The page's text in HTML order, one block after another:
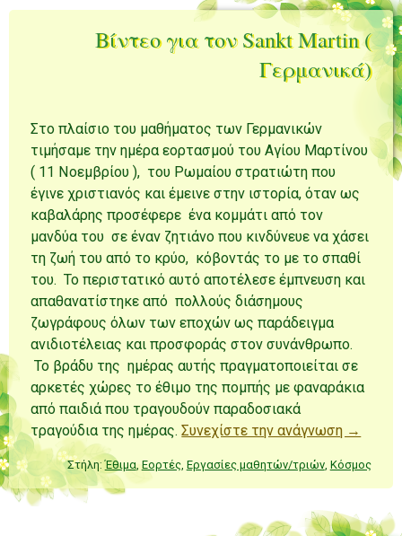
Βίντεο για τον Sankt Martin (
Γερμανικά)
Στο πλαίσιο του μαθήματος των Γερμανικών
τιμήσαμε την ημέρα εορτασμού του Αγίου Μαρτίνου
( 11 Νοεμβρίου ), του Ρωμαίου στρατιώτη που
έγινε χριστιανός και έμεινε στην ιστορία, όταν ως
καβαλάρης προσέφερε ένα κομμάτι από τον
μανδύα του σε έναν ζητιάνο που κινδύνευε να χάσει
τη ζωή του από το κρύο, κόβοντάς το με το σπαθί
του. Το περιστατικό αυτό αποτέλεσε έμπνευση και
απαθανατίστηκε από πολλούς διάσημους
ζωγράφους όλων των εποχών ως παράδειγμα
ανιδιοτέλειας και προσφοράς στον συνάνθρωπο.
Το βράδυ της ημέρας αυτής πραγματοποιείται σε
αρκετές χώρες το έθιμο της πομπής με φαναράκια
από παιδιά που τραγουδούν παραδοσιακά
τραγούδια της ημέρας.Συνεχίστε την ανάγνωση →
Στήλη:Έθιμα, Εορτές, Εργασίες μαθητών/τριών, Κόσμος